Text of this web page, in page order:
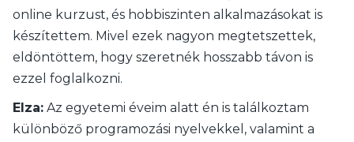
online kurzust, és hobbiszinten alkalmazásokat is
készítettem. Mivel ezek nagyon megtetszettek,
eldöntöttem, hogy szeretnék hosszabb távon is
ezzel foglalkozni.
Elza: Az egyetemi éveim alatt én is találkoztam
különböző programozási nyelvekkel, valamint a